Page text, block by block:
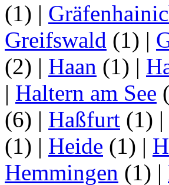
(1) |
Greifswald (1) |
(2) | Haan (1) |
| Haltern am See
(6) | Haßfurt (1) |
(1) | Heide (1) |
Hemmingen (1) |